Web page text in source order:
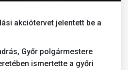
akciótervet jelentett be a
Győr polgármestere
ismertette a győri